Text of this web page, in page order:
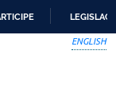
ENGLISH